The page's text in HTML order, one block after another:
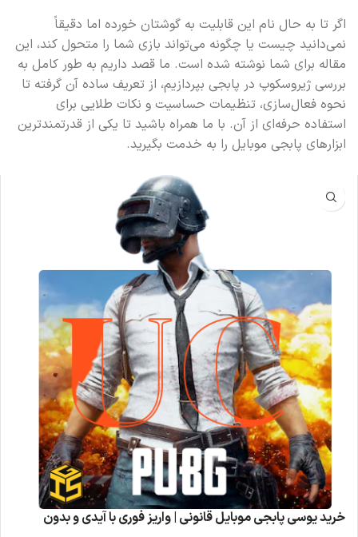
اگر تا به حال نام این قابلیت به گوشتان خورده اما دقیقاً
نمی‌دانید چیست یا چگونه می‌تواند بازی شما را متحول کند، این
مقاله برای شما نوشته شده است. ما قصد داریم به طور کامل به
بررسی ژیروسکوپ در پابجی بپردازیم، از تعریف ساده آن گرفته تا
نحوه فعال‌سازی، تنظیمات حساسیت و نکات طلایی برای
استفاده حرفه‌ای از آن. با ما همراه باشید تا یکی از قدرتمندترین
ابزارهای پابجی موبایل را به خدمت بگیرید.
خرید یوسی پابجی موبایل قانونی | واریز فوری با آیدی و بدون